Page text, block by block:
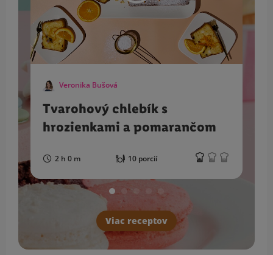
Veronika Bušová
Tvarohový chlebík s
hrozienkami a pomarančom
2 h 0 m 10 porcií
Viac receptov